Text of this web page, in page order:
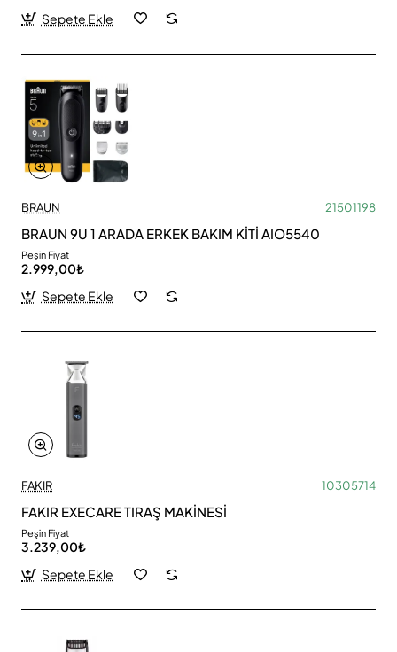
Sepete Ekle
BRAUN 21501198
BRAUN 9U 1 ARADA ERKEK BAKIM KİTİ AIO5540
Peşin Fiyat
2.999,00₺
Sepete Ekle
FAKIR 10305714
FAKIR EXECARE TIRAŞ MAKİNESİ
Peşin Fiyat
3.239,00₺
Sepete Ekle